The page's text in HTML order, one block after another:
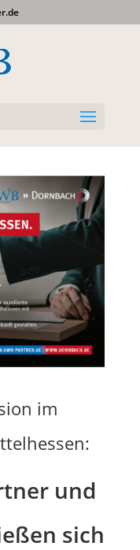
im
und
sich